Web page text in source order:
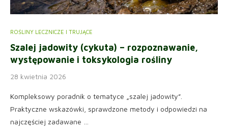
ROŚLINY LECZNICZE I TRUJĄCE
Szalej jadowity (cykuta) – rozpoznawanie,
występowanie i toksykologia rośliny
28 kwietnia 2026
Kompleksowy poradnik o tematyce „szalej jadowity”.
Praktyczne wskazówki, sprawdzone metody i odpowiedzi na
najczęściej zadawane …